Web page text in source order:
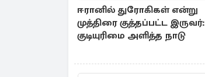
ஈரானில் துரோகிகள் என்று
முத்திரை குத்தப்பட்ட இருவர்:
குடியுரிமை அளித்த நாடு